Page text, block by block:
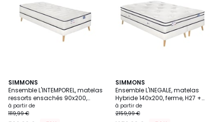
SIMMONS
Ensemble L'INTEMPOREL, matelas
ressorts ensachés 90x200,
extra ferme, H24 + sommier
à partir de
1119,99 €
2
Couleurs
SIMMONS
Ensemble L'INEGALE, matelas
Hybride 140x200, ferme, H27 +
sommier
à partir de
2159,99 €